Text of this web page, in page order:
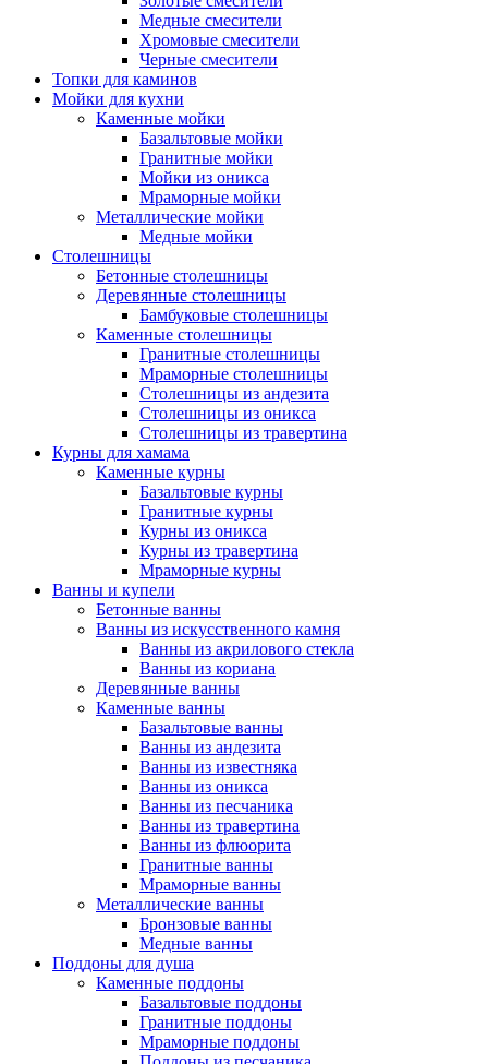
Медные смесители
Хромовые смесители
Черные смесители
Топки для каминов
Мойки для кухни
Каменные мойки
Базальтовые мойки
Гранитные мойки
Мойки из оникса
Мраморные мойки
Металлические мойки
Медные мойки
Столешницы
Бетонные столешницы
Деревянные столешницы
Бамбуковые столешницы
Каменные столешницы
Гранитные столешницы
Мраморные столешницы
Столешницы из андезита
Столешницы из оникса
Столешницы из травертина
Курны для хамама
Каменные курны
Базальтовые курны
Гранитные курны
Курны из оникса
Курны из травертина
Мраморные курны
Ванны и купели
Бетонные ванны
Ванны из искусственного камня
Ванны из акрилового стекла
Ванны из кориана
Деревянные ванны
Каменные ванны
Базальтовые ванны
Ванны из андезита
Ванны из известняка
Ванны из оникса
Ванны из песчаника
Ванны из травертина
Ванны из флюорита
Гранитные ванны
Мраморные ванны
Металлические ванны
Бронзовые ванны
Медные ванны
Поддоны для душа
Каменные поддоны
Базальтовые поддоны
Гранитные поддоны
Мраморные поддоны